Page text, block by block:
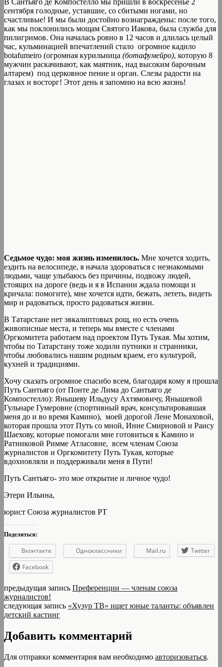
сентября голодные, уставшие, со сбитыми ногами, но
счастливые! И мы были достойно вознаграждены: после того,
как мы поклонились мощам Святого Иакова, была служба для
пилигримов. Она началась ровно в 12 часов и длилась целый
час, кульминацией впечатлений стало огромное кадило
botafumeiro (огромная курильница (ботафумейро), которую 8
мужчин раскачивают, как маятник, над высоким барочным
алтарем) под церковное пение и орган. Слезы радости на
глазах и восторг! Этот день я запомню на всю жизнь!
Седьмое чудо: моя жизнь изменилось. Мне хочется ходить,
ездить на велосипеде, я начала здороваться с незнакомыми
людьми, чаще улыбаюсь без причины, подвожу людей,
стоящих на дороге (ведь и я в Испании ждала помощи и
кричала: помогите), мне хочется идти, бежать, лететь, видеть
мир и радоваться, просто радоваться жизни.
В Татарстане нет эвкалиптовых рощ, но есть очень
живописные места, и теперь мы вместе с членами
Оргкомитета работаем над проектом Путь Тукая. Мы хотим,
чтобы по Татарстану тоже ходили путники и странники,
чтобы любовались нашим родным краем, его культурой,
кухней и традициями.
Хочу сказать огромное спасибо всем, благодаря кому я прошла
Путь Сантьяго (от Понте де Лима до Сантьяго де
Компостелло): Янышеву Ильдусу Ахтямовичу, Янышевой
Гульнаре Гумеровне (спортивный врач, консультировавшая
меня до и во время Камино), моей дорогой Лене Монаховой,
которая прошла этот Путь со мной, Инне Смирновой и Раису
Шаехову, которые помогали мне готовиться к Камино и
Ратниковой Римме Атласовне, всем членам Союза
журналистов и Оргкомитету Путь Тукая, которые
вдохновляли и поддерживали меня в Пути!
Путь Сантьяго- это мое открытие и личное чудо!
Этери Ильина,
юрист Союза журналистов РТ
Поделиться:
Вконтакте Одноклассники Mail.ru
Twitter
Facebook
предыдущая запись Преференции — членам союза
журналистов!
следующая запись «Хузур ТВ» ищет юные таланты: объявлен
детский кастинг
Добавить комментарий
Для отправки комментария вам необходимо авторизоваться.